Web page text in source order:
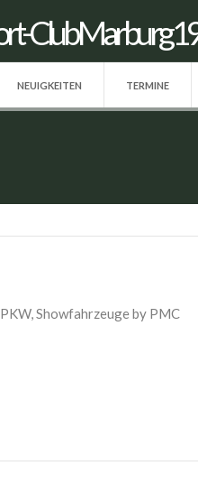
NEUIGKEITEN TERMINE
PKW,Showfahrzeugeby PMC